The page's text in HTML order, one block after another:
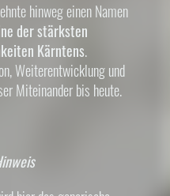
hinweg einen Namen
der stärksten
Kärntens.
Weiterentwicklung und
Miteinander bis heute.